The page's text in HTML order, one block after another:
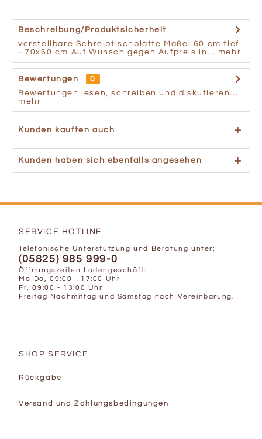
Beschreibung/Produktsicherheit
verstellbare Schreibtischplatte Maße: 60 cm tief
- 70x60 cm Auf Wunsch gegen Aufpreis in... mehr
Bewertungen
0
Bewertungen lesen, schreiben und diskutieren...
mehr
Kunden kauften auch
Kunden haben sich ebenfalls angesehen
SERVICE HOTLINE
Telefonische Unterstützung und Beratung unter:
(05825) 985 999-0
Öffnungszeiten Ladengeschäft:
Mo-Do, 09:00 - 17:00 Uhr
Fr, 09:00 - 13:00 Uhr
Freitag Nachmittag und Samstag nach Vereinbarung.
SHOP SERVICE
Rückgabe
Versand und Zahlungsbedingungen